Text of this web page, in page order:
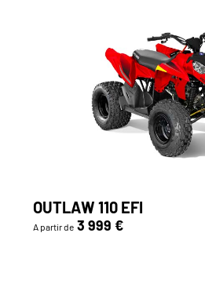
OUTLAW 110 EFI
A partir de 3 999 €